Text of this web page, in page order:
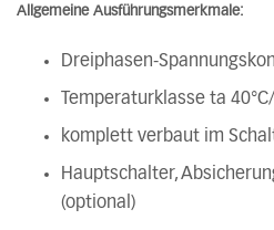
Allgemeine Ausführungsmerkmale:
Dreiphasen-
Temperaturklasse ta
komplett verbaut im
Hauptschalter,
(optional)